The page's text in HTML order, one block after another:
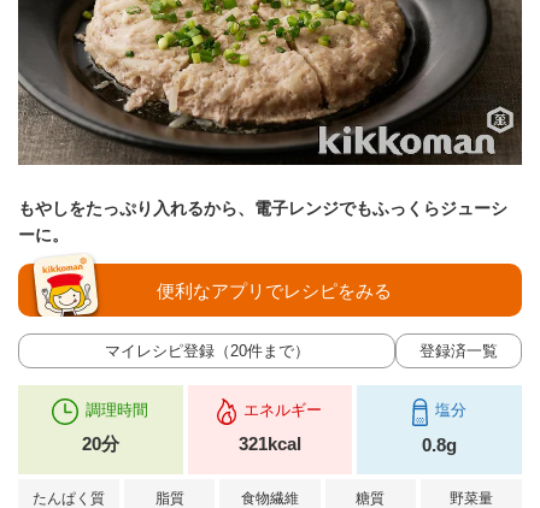
もやしをたっぷり入れるから、電子レンジでもふっくらジューシ
ーに。
マイレシピ登録（20件まで） 登録済一覧
便利なアプリでレシピをみる
調理時間
20分
エネルギー
321kcal
塩分
0.8g
たんぱく質 脂質 食物繊維 糖質 野菜量